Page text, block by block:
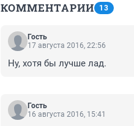
КОММЕНТАРИИ 13
Гость
17 августа 2016, 22:56
Ну, хотя бы лучше лад.
Гость
16 августа 2016, 15:41